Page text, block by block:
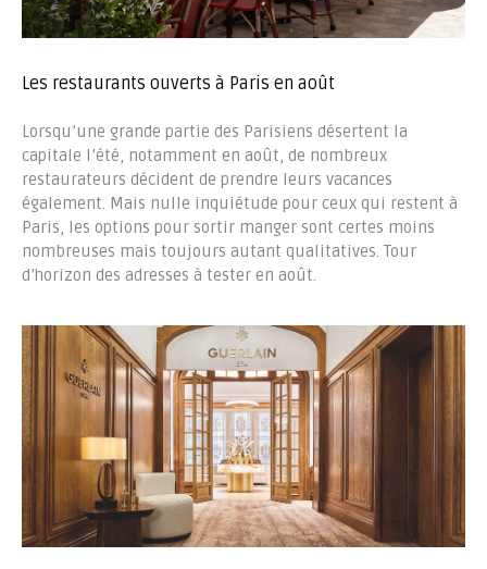
Les restaurants ouverts à Paris en août
Lorsqu’une grande partie des Parisiens désertent la
capitale l’été, notamment en août, de nombreux
restaurateurs décident de prendre leurs vacances
également. Mais nulle inquiétude pour ceux qui restent à
Paris, les options pour sortir manger sont certes moins
nombreuses mais toujours autant qualitatives. Tour
d’horizon des adresses à tester en août.